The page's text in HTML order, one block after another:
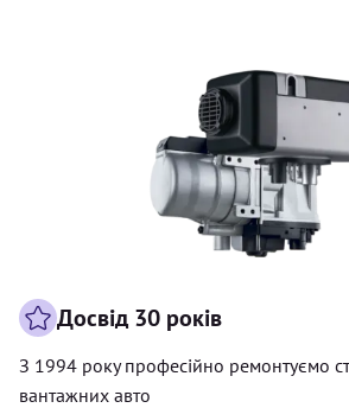
Досвід 30 років
З 1994 року професійно ремонтуємо
вантажних авто